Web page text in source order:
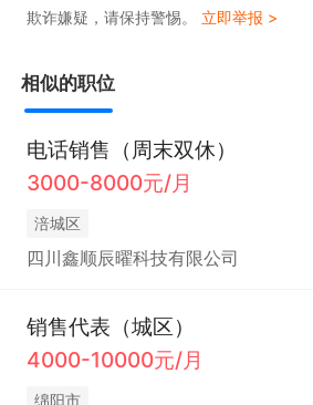
欺诈嫌疑，请保持警惕。 立即举报 >
相似的职位
电话销售（周末双休）
3000-8000元/月
涪城区
四川鑫顺辰曜科技有限公司
销售代表（城区）
4000-10000元/月
绵阳市